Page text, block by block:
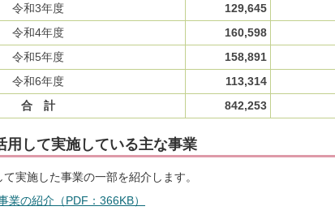
令和3年度
129,645
令和4年度
160,598
令和5年度
158,891
令和6年度
113,314
合 計
842,253
用して実施している主な事業
実施した事業の一部を紹介します。
業の紹介（PDF：366KB）